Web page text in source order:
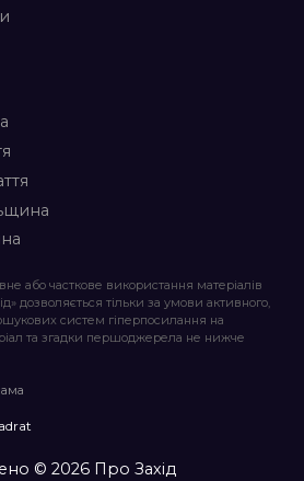
або часткове використання матеріалів
дозволяється тільки за умови активного,
систем гіперпосилання на
та згадки першоджерела не нижче
© 2026 Про Захід